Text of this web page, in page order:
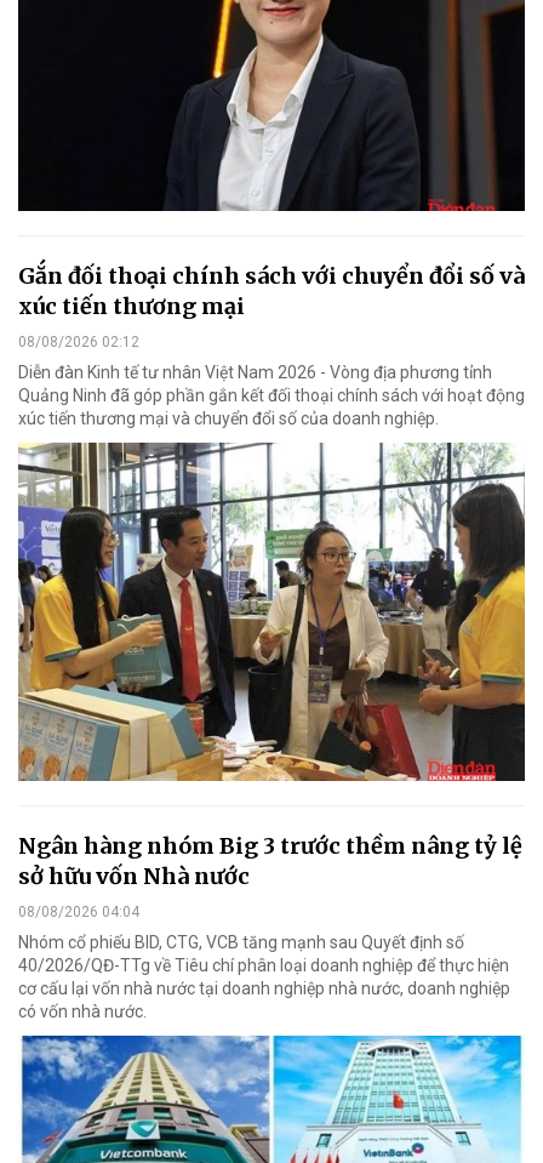
Gắn đối thoại chính sách với chuyển đổi số và
xúc tiến thương mại
08/08/2026 02:12
Diễn đàn Kinh tế tư nhân Việt Nam 2026 - Vòng địa phương tỉnh
Quảng Ninh đã góp phần gắn kết đối thoại chính sách với hoạt động
xúc tiến thương mại và chuyển đổi số của doanh nghiệp.
Ngân hàng nhóm Big 3 trước thềm nâng tỷ lệ
sở hữu vốn Nhà nước
08/08/2026 04:04
Nhóm cổ phiếu BID, CTG, VCB tăng mạnh sau Quyết định số
40/2026/QĐ-TTg về Tiêu chí phân loại doanh nghiệp để thực hiện
cơ cấu lại vốn nhà nước tại doanh nghiệp nhà nước, doanh nghiệp
có vốn nhà nước.